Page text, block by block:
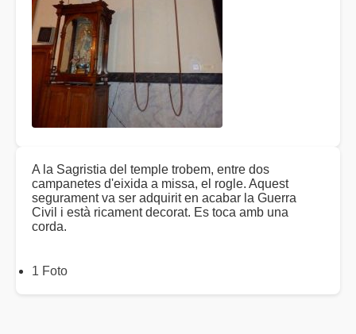
A la Sagristia del temple trobem, entre dos
campanetes d'eixida a missa, el rogle. Aquest
segurament va ser adquirit en acabar la Guerra
Civil i està ricament decorat. Es toca amb una
corda.
1 Foto